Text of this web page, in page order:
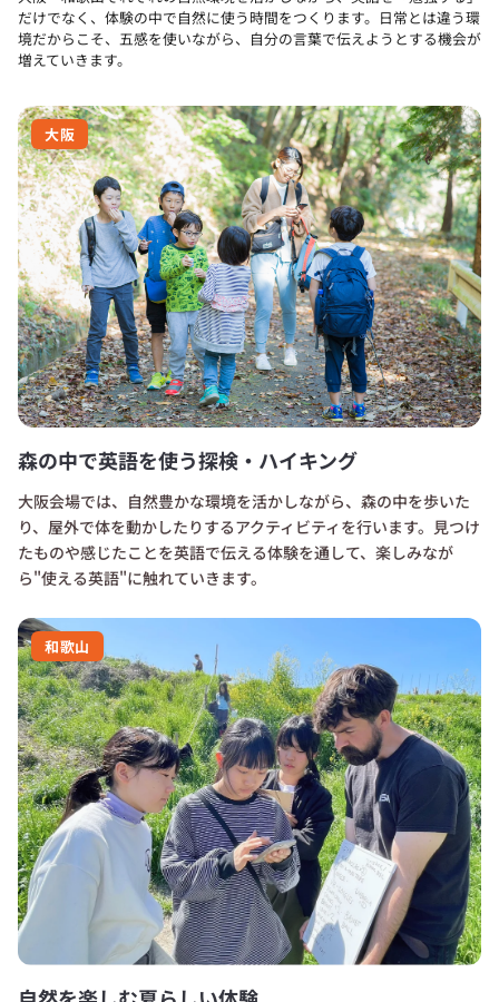
だけでなく、体験の中で自然に使う時間をつくります。 日常とは違う環
境だからこそ、五感を使いながら、自分の言葉で伝えようとする機会が
増えていきます。
大阪
森の中で英語を使う探検・ハイキング
大阪会場では、自然豊かな環境を活かしながら、森の中を歩いた
り、屋外で体を動かしたりするアクティビティを行います。見つけ
たものや感じたことを英語で伝える体験を通して、楽しみなが
ら"使える英語"に触れていきます。
和歌山